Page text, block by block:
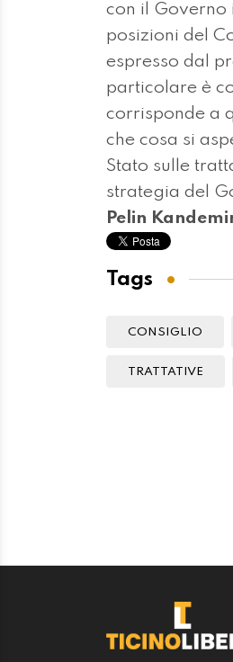
con il Governo
posizioni del
espresso dal
particolare è
corrisponde a
che cosa si
Stato sulle
strategia del
Pelin
Tags
CONSIGLIO
TRATTATIVE